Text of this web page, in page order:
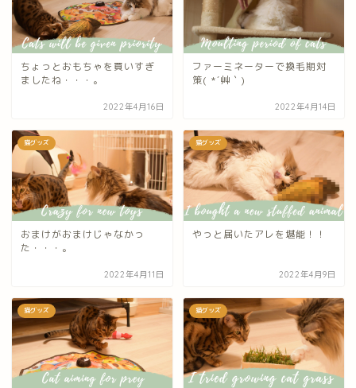
ちょっとおもちゃを買いすぎ
ましたね・・・。
2022年4月16日
ファーミネーターで換毛期対
策( *´艸｀)
2022年4月14日
猫グッズ
おまけがおまけじゃなかっ
た・・・。
2022年4月11日
猫グッズ
やっと届いたアレを堪能！！
2022年4月9日
猫グッズ 猫グッズ